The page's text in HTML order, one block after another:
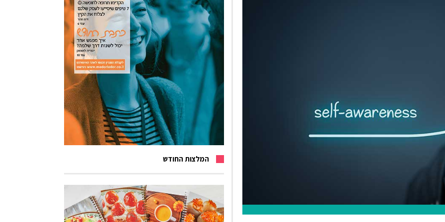
המלצות החודש